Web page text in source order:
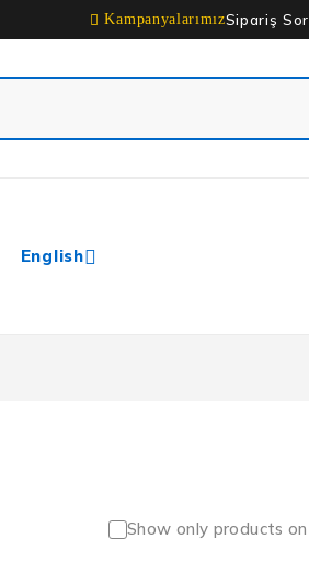
KampanyalarımızSipariş
English
Show only products